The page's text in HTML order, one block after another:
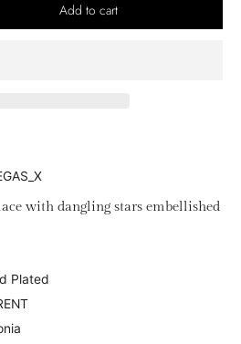
Add to cart
with dangling stars embellished
Plated